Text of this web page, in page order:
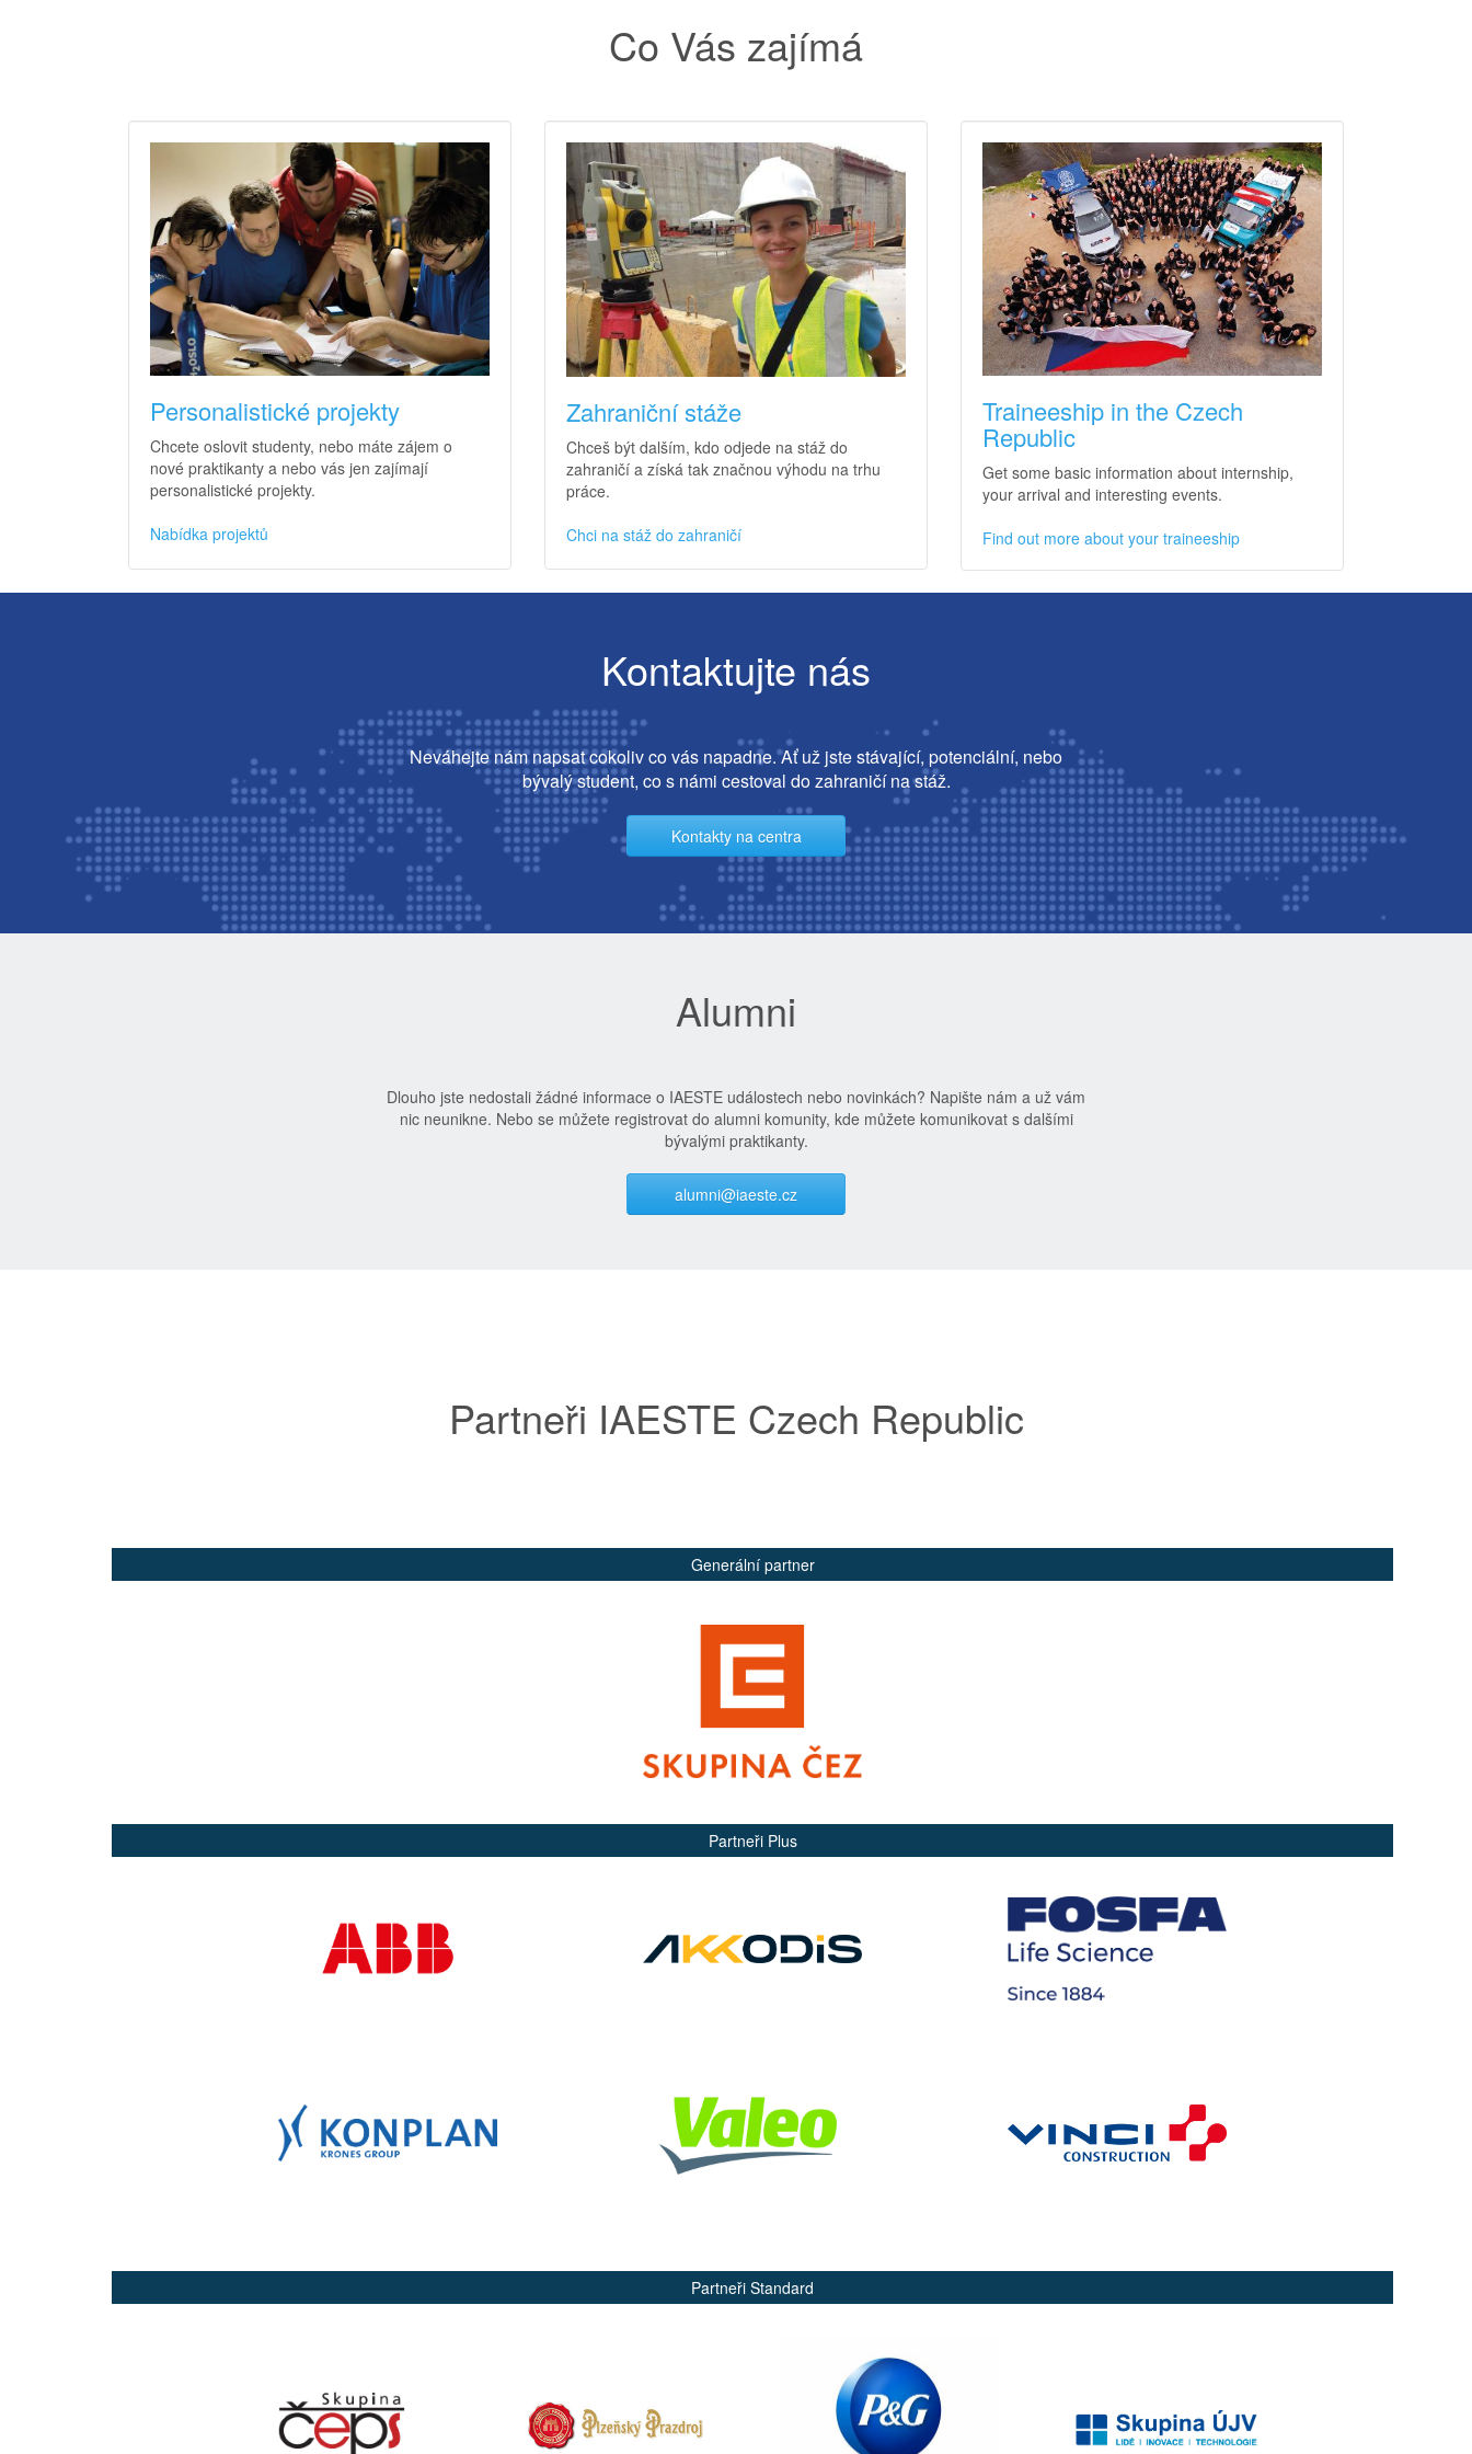
Co Vás zajímá
Personalistické projekty
Chcete oslovit studenty, nebo máte zájem o
nové praktikanty a nebo vás jen zajímají
personalistické projekty.
Nabídka projektů
Zahraniční stáže
Chceš být dalším, kdo odjede na stáž do
zahraničí a získá tak značnou výhodu na trhu
práce.
Chci na stáž do zahraničí
Traineeship in the Czech
Republic
Get some basic information about internship,
your arrival and interesting events.
Find out more about your traineeship
Kontaktujte nás
Neváhejte nám napsat cokoliv co vás napadne. Ať už jste stávající, potenciální, nebo
bývalý student, co s námi cestoval do zahraničí na stáž.
Kontakty na centra
Alumni
Dlouho jste nedostali žádné informace o IAESTE událostech nebo novinkách? Napište nám a už vám
nic neunikne. Nebo se můžete registrovat do alumni komunity, kde můžete komunikovat s dalšími
bývalými praktikanty.
alumni@iaeste.cz
Partneři IAESTE Czech Republic
Generální partner
Partneři Plus
Partneři Standard